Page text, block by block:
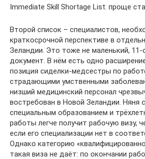
Immediate Skill Shortage List: проще
Второй список – специалистов,
краткосрочной перспективе в
Зеландии. Это тоже не маленький, 11-
документ. В нём есть одно
позиция сиделки-медсестры по
страдающими умственными
низший медицинский персонал
востребован в Новой Зеландии. Няня
специальным образованием и
работы легче получит рабочую визу,
если его специализации нет в
Однако категорию
такая виза не даёт: по окончании